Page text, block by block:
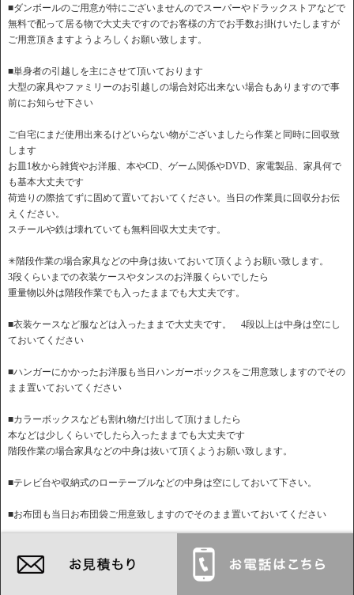
■ダンボールのご用意が特にございませんのでスーパーやドラックストアなどで
無料で配って居る物で大丈夫ですのでお客様の方でお手数お掛けいたしますが
ご用意頂きますようよろしくお願い致します。
■単身者の引越しを主にさせて頂いております
大型の家具やファミリーのお引越しの場合対応出来ない場合もありますので事
前にお知らせ下さい
ご自宅にまだ使用出来るけどいらない物がございましたら作業と同時に回収致
します
お皿1枚から雑貨やお洋服、本やCD、ゲーム関係やDVD、家電製品、家具何で
も基本大丈夫です
荷造りの際捨てずに固めて置いておいてください。当日の作業員に回収分お伝
えください。
スチールや鉄は壊れていても無料回収大丈夫です。
✳︎階段作業の場合家具などの中身は抜いておいて頂くようお願い致します。
3段くらいまでの衣装ケースやタンスのお洋服くらいでしたら
重量物以外は階段作業でも入ったままでも大丈夫です。
■衣装ケースなど服などは入ったままで大丈夫です。 4段以上は中身は空にし
ておいてください
■ハンガーにかかったお洋服も当日ハンガーボックスをご用意致しますのでその
まま置いておいてください
■カラーボックスなども割れ物だけ出して頂けましたら
本などは少しくらいでしたら入ったままでも大丈夫です
階段作業の場合家具などの中身は抜いて頂くようお願い致します。
■テレビ台や収納式のローテーブルなどの中身は空にしておいて下さい。
■お布団も当日お布団袋ご用意致しますのでそのまま置いておいてください
■ベットの分解と組み立てこちらでさせて頂きますのでそのまま置いておいてく
ださい。
IKEA製品やロフトベットや跳ね上げベットなど分解などに時間がかかる様な物